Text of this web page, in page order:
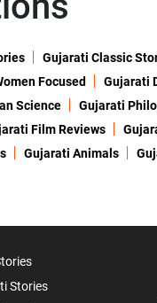
Gujarati Classic
Focused Gujarati
Science Gujarati
Film Reviews
Gujarati Animals
Stories